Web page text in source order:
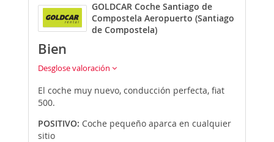
GOLDCAR Coche Santiago de
Compostela Aeropuerto (Santiago
de Compostela)
Bien
Desglose valoración
El coche muy nuevo, conducción perfecta, fiat
500.
POSITIVO: Coche pequeño aparca en cualquier
sitio